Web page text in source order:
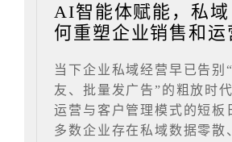
AI智能体赋能，私
何重塑企业销售和运
当下企业私域经营早已告别
友、批量发广告”的粗放时
运营与客户管理模式的短板
多数企业存在私域数据零散